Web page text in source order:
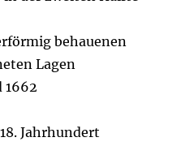
behauenen
Lagen
1662
Jahrhundert